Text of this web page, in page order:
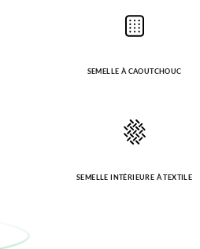
SEMELLE À CAOUTCHOUC
SEMELLE INTÉRIEURE À TEXTILE